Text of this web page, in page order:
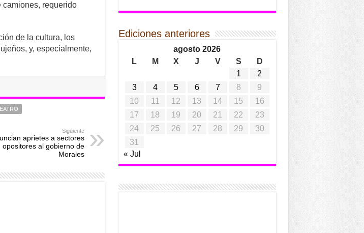
camiones, requerido
de la cultura, los
y, especialmente,
Siguiente
aprietes a sectores
opositores al gobierno de
Morales
Ediciones anteriores
agosto 2026
L
M X J V S
D
1
2
3
4 5 6 7 8
9
10
11 12 13 14 15
16
17
18 19 20 21 22
23
24
25 26 27 28 29
30
31
« Jul